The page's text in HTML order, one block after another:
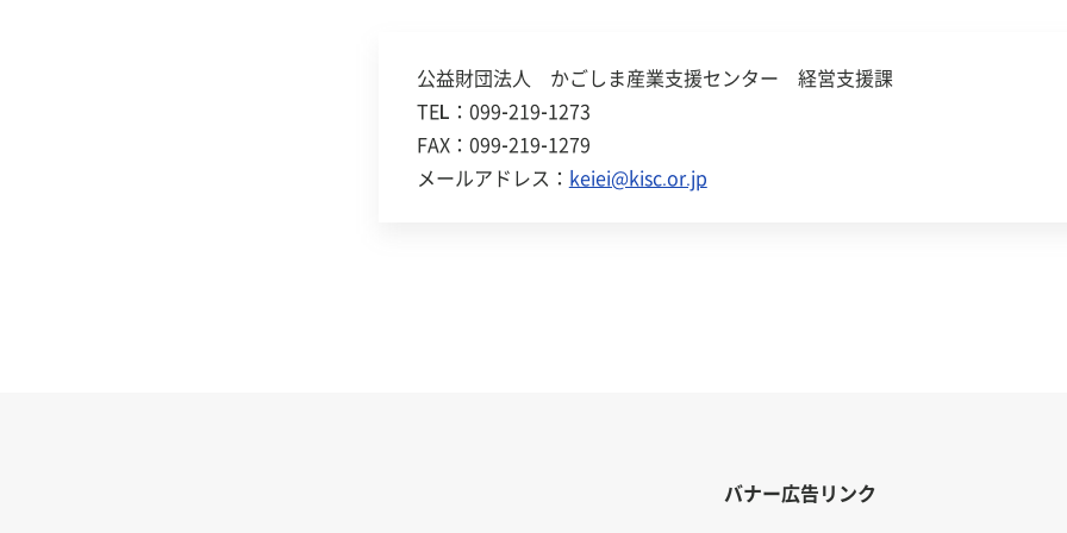
公益財団法人 かごしま産業支援センター 経営支援課
TEL：099-219-1273
FAX：099-219-1279
メールアドレス： keiei@kisc.or.jp
バナー広告リンク